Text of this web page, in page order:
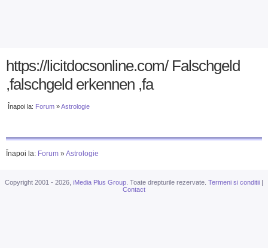
https://licitdocsonline.com/ Falschgeld
,falschgeld erkennen ,fa
Înapoi la: Forum »Astrologie
Înapoi la: Forum »Astrologie
Copyright 2001 - 2026, iMedia Plus Group . Toate drepturile rezervate. Termeni si conditii |
Contact